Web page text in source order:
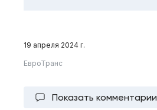
19 апреля 2024 г.
ЕвроТранс
Показать комментарии